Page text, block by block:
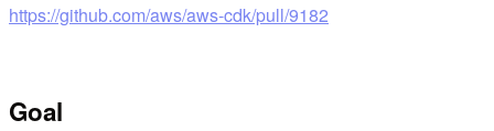
https://github.com/aws/aws-cdk/pull/9182
Goal